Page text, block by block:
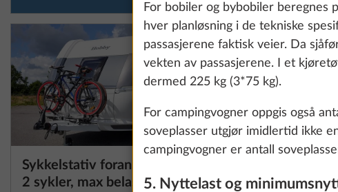
information about
Show details
Sykkelstativ foran, THULE til
2 sykler, max belastning 60
For bobiler og bybobiler beregnes
hver planløsning i de tekniske
passasjerene faktisk veier. Da
vekten av passasjerene. I et
dermed 225 kg (3*75 kg).
For campingvogner oppgis også
soveplasser utgjør imidlertid ikke
campingvogner er antall
5. Nyttelast og